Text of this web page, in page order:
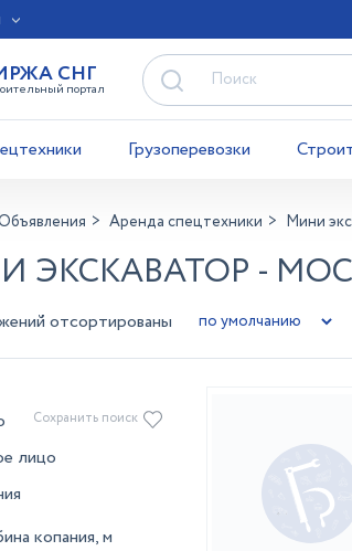
СНГ
портал
Грузоперевозки
Аренда спецтехники Мини
ЭКСКАВАТОР -
отсортированы
лицо
копания, м
Сохранить поиск